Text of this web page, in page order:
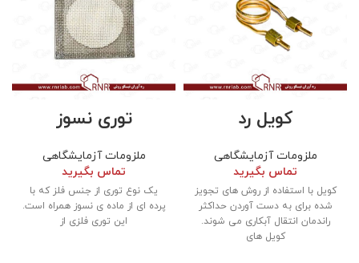
کویل رد
ملزومات آزمایشگاهی
تماس بگیرید
کویل با استفاده از روش های تجویز
شده برای به دست آوردن حداکثر
راندمان انتقال آبکاری می شوند.
کویل های
توری نسوز
ملزومات آزمایشگاهی
تماس بگیرید
یک نوع توری از جنس فلز که با
پرده ای از ماده ی نسوز همراه است.
این توری فلزی از